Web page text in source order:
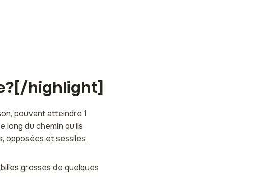
highlight]
pouvant atteindre 1
du chemin qu’ils
opposées et sessiles.
grosses de quelques